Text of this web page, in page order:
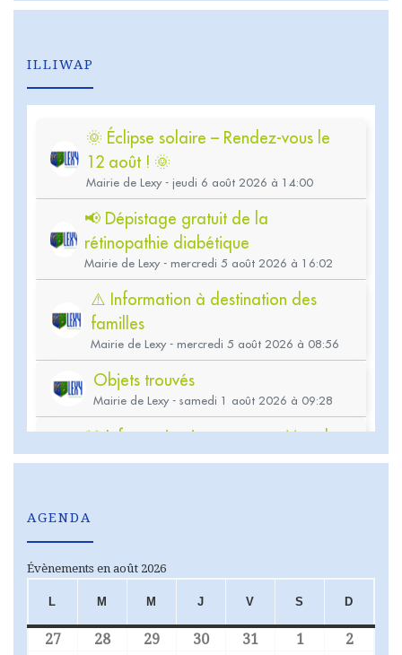
ILLIWAP
AGENDA
Évènements en août 2026
L LUNDIM MARDI
M MERCREDI
J JEUDIV VENDREDI
S SAMEDI
D
27 27 juillet 2026
28 28 juillet 2026
29 29 juillet 2026
30 30 juillet 2026
31 31 juillet 2026
1 1 août 2026
2